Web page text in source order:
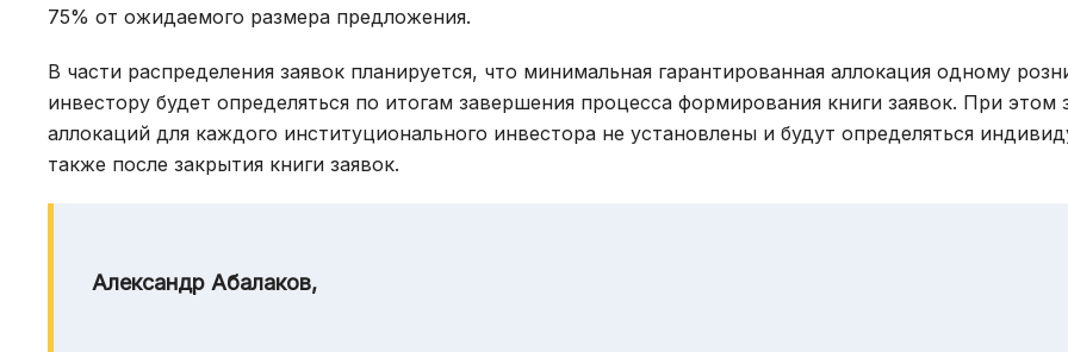
75% от ожидаемого размера предложения.
В части распределения заявок планируется, что минимальная гарантированная аллокация одному
инвестору будет определяться по итогам завершения процесса формирования книги заявок. При этом
аллокаций для каждого институционального инвестора не установлены и будут определяться
также после закрытия книги заявок.
Александр Абалаков,